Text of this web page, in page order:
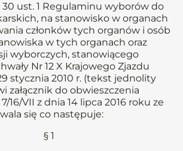
30 ust. 1 Regulaminu wyborów do
na stanowisko w organach
członków tych organów i osób
w tych organach oraz
wyborczych, stanowiącego
Nr 12 X Krajowego Zjazdu
stycznia 2010 r. (tekst jednolity
załącznik do obwieszczenia
16/VII z dnia 14 lipca 2016 roku ze
się co następuje:
§ 1